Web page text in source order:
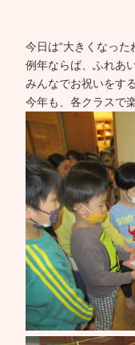
今日は“大きくなった
例年ならば、ふれあ
みんなでお祝いをす
今年も、各クラスで